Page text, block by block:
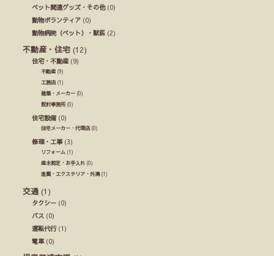
ペット関連グッズ・その他(0)
動物ボランティア (0)
動物病院（ペット）・獣医 (2)
不動産・住宅 (12)
住宅・不動産 (9)
不動産 (9)
工務店 (1)
建築・メーカー (0)
設計事務所(0)
住宅設備(0)
住宅メーカー・代理店 (0)
修理・工事(3)
リフォーム (1)
庭木剪定・お手入れ (0)
造園・エクステリア・外溝(1)
交通 (1)
タクシー (0)
バス (0)
運転代行(1)
電車(0)